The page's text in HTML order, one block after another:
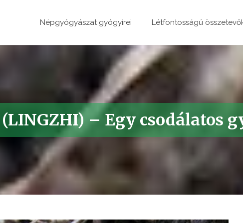
Népgyógyászat gyógyírei Létfontosságú
(LINGZHI) – Egy csodálatos